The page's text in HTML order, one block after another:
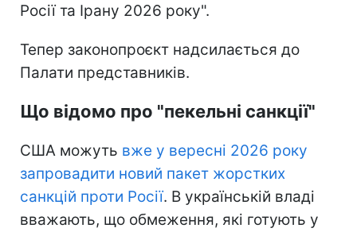
Росії та Ірану 2026 року".
Тепер законопроєкт надсилається до
Палати представників.
Що відомо про "пекельні санкції"
США можуть вже у вересні 2026 року
запровадити новий пакет жорстких
санкцій проти Росії. В українській владі
вважають, що обмеження, які готують у